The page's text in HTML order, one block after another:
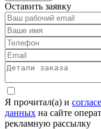
Оставить заявку
Я прочитал(а) и
данных на сайте
рекламную рассылку